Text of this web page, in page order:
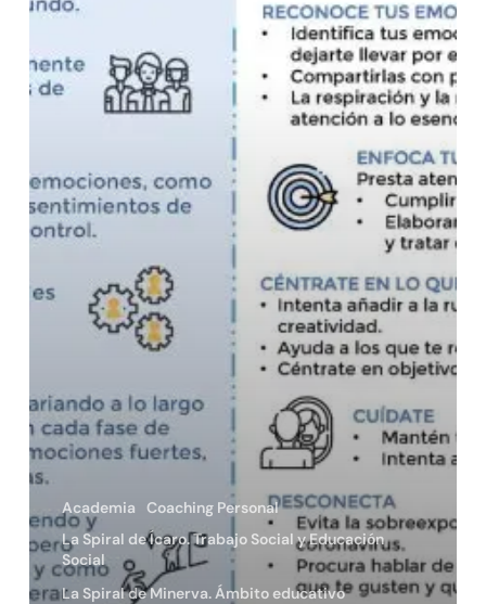
te
ayudar
Academia
Coaching Personal
La Spiral de Ícaro. Trabajo Social y Educación
Social
La Spiral de Minerva. Ámbito educativo